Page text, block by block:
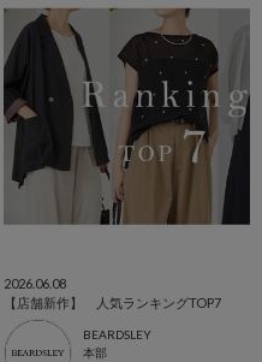
2026.06.08
【店舗新作】 人気ランキングTOP7
BEARDSLEY
本部